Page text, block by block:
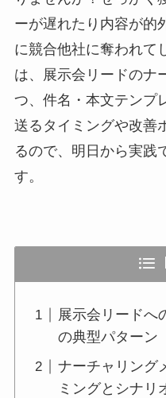
ーが遅れたり内容が的
に競合他社に奪われて
は、展示会リードのナ
つ、件名・本文テンプ
送るタイミングや改善
るので、明日から実践
す。
展示会リードへ
の典型パターン
ナーチャリング
ミングとシナリ